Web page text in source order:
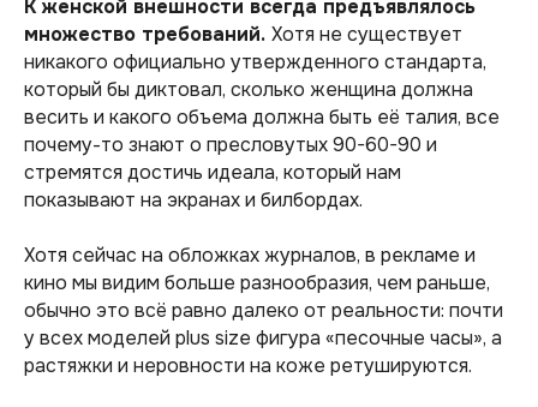
К женской внешности всегда предъявлялось
множество требований. Хотя не существует
никакого официально утвержденного стандарта,
который бы диктовал, сколько женщина должна
весить и какого объема должна быть её талия, все
почему-то знают о пресловутых 90-60-90 и
стремятся достичь идеала, который нам
показывают на экранах и билбордах.
Хотя сейчас на обложках журналов, в рекламе и
кино мы видим больше разнообразия, чем раньше,
обычно это всё равно далеко от реальности: почти
у всех моделей plus size фигура «песочные часы», а
растяжки и неровности на коже ретушируются.